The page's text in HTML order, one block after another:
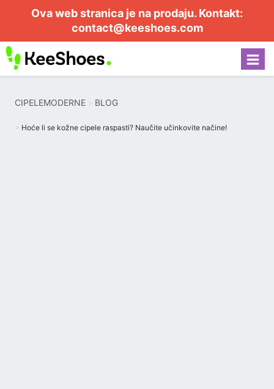
Ova web stranica je na prodaju. Kontakt:
contact@keeshoes.com
CIPELEMODERNE BLOG
Hoće li se kožne cipele raspasti? Naučite učinkovite načine!